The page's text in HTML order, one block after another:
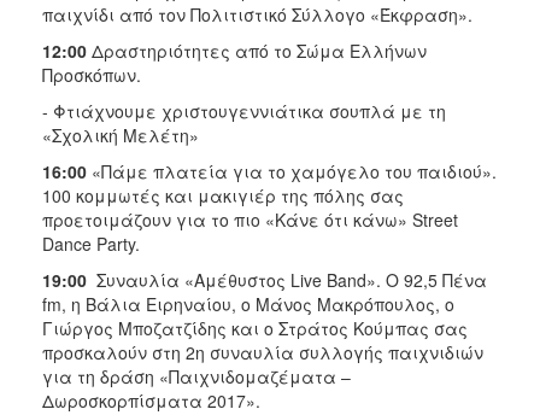
παιχνίδι από τον Πολιτιστικό Σύλλογο «Έκφραση».
12:00 Δραστηριότητες από το Σώμα Ελλήνων
Προσκόπων.
- Φτιάχνουμε χριστουγεννιάτικα σουπλά με τη
«Σχολική Μελέτη»
16:00 «Πάμε πλατεία για το χαμόγελο του παιδιού».
100 κομμωτές και μακιγιέρ της πόλης σας
προετοιμάζουν για το πιο «Κάνε ότι κάνω» Street
Dance Party.
19:00 Συναυλία «Αμέθυστος Live Band». O 92,5 Πένα
fm, η Βάλια Ειρηναίου, ο Μάνος Μακρόπουλος, ο
Γιώργος Μποζατζίδης και ο Στράτος Κούμπας σας
προσκαλούν στη 2η συναυλία συλλογής παιχνιδιών
για τη δράση «Παιχνιδομαζέματα –
Δωροσκορπίσματα 2017».